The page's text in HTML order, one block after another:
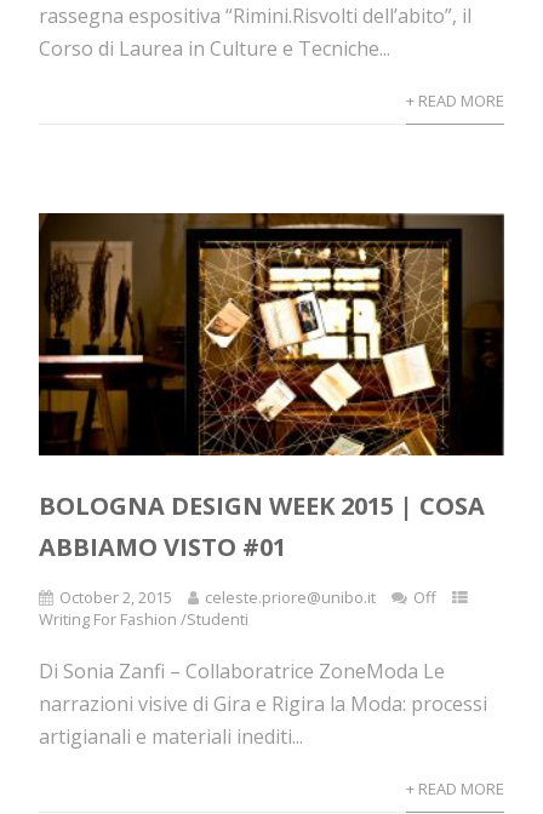
rassegna espositiva “Rimini.Risvolti dell’abito”, il
Corso di Laurea in Culture e Tecniche...
+ READ MORE
BOLOGNA DESIGN WEEK 2015 | COSA
ABBIAMO VISTO #01
October 2, 2015 celeste.priore@unibo.it
Off
Writing For Fashion /Studenti
Di Sonia Zanfi – Collaboratrice ZoneModa Le
narrazioni visive di Gira e Rigira la Moda: processi
artigianali e materiali inediti...
+ READ MORE